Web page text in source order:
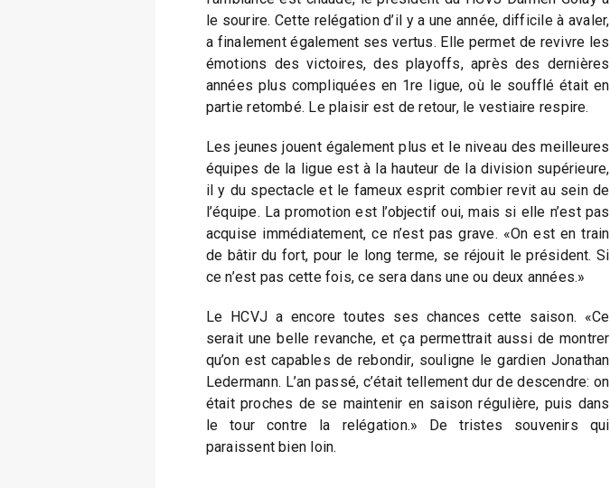
le sourire. Cette relégation d’il y a une année, difficile à avaler,
a finalement également ses vertus. Elle permet de revivre les
émotions des victoires, des playoffs, après des dernières
années plus compliquées en 1re ligue, où le soufflé était en
partie retombé. Le plaisir est de retour, le vestiaire respire.
Les jeunes jouent également plus et le niveau des meilleures
équipes de la ligue est à la hauteur de la division supérieure,
il y du spectacle et le fameux esprit combier revit au sein de
l’équipe. La promotion est l’objectif oui, mais si elle n’est pas
acquise immédiatement, ce n’est pas grave. «On est en train
de bâtir du fort, pour le long terme, se réjouit le président. Si
ce n’est pas cette fois, ce sera dans une ou deux années.»
Le HCVJ a encore toutes ses chances cette saison. «Ce
serait une belle revanche, et ça permettrait aussi de montrer
qu’on est capables de rebondir, souligne le gardien Jonathan
Ledermann. L’an passé, c’était tellement dur de descendre: on
était proches de se maintenir en saison régulière, puis dans
le tour contre la relégation.» De tristes souvenirs qui
paraissent bien loin.